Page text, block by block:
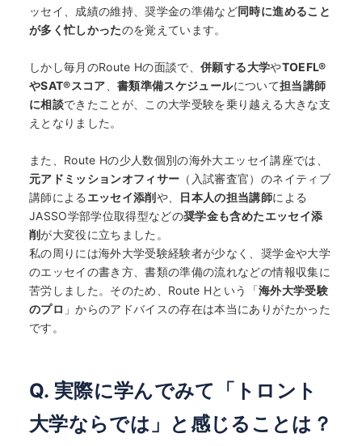
ッセイ、成績の維持、奨学金の準備など同時に進めること
が多く忙しかったのを覚えています。
しかし毎月のRoute Hの面談で、併願する大学やTOEFL®
やSAT®スコア
書類準備スケジュールについて担当講師
に相談できたことが、この大学受験を乗り越える大きな支
えとなりました。
また、Route Hの少人数個別の海外大エッセイ講座では、
元アドミッションオフィサー （入試審査官）のネイティブ
講師による エッセイ添削や、 日本人の担当講師による
JASSO学部学位取得型などの奨学金も含めたエッセイ添
削が大変役に立ちました。
私の周りには海外大学受験経験者が少なく、奨学金や大学
のエッセイの書き方、書類の準備の流れなどの情報収集に
苦労しました。そのため、Route Hという「海外大学受験
のプロ 」からのアドバイスの存在は本当にありがたかった
です。
Q. 実際に学んでみて「トロント
大学ならでは」と感じることは？